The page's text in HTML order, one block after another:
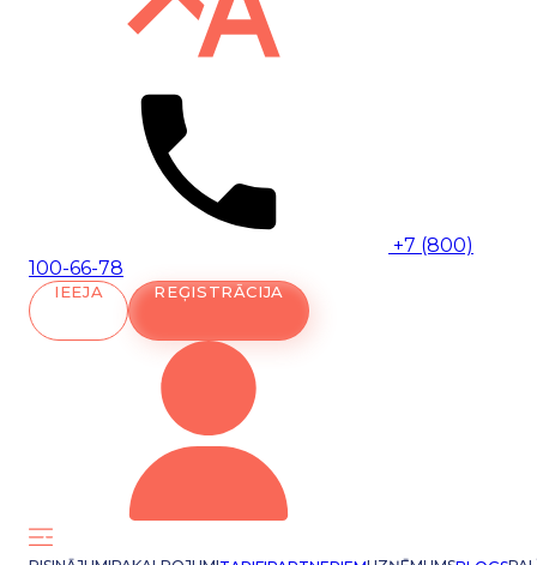
+7 (800)
100-66-78
IEEJA REĢISTRĀCIJA